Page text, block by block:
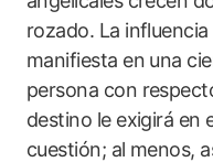
rozado. La
manifiesta en una
persona con
destino le exigirá en
cuestión; al menos,